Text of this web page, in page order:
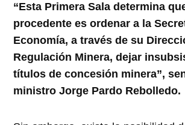
“Esta Primera Sala determina
procedente es ordenar a la
Economía, a través de su
Regulación Minera, dejar
títulos de concesión minera”,
ministro Jorge Pardo Rebolledo.